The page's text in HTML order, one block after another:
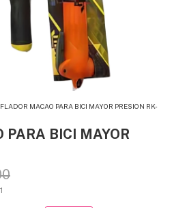
MACAO PARA BICI MAYOR PRESION RK-
PARA BICI MAYOR